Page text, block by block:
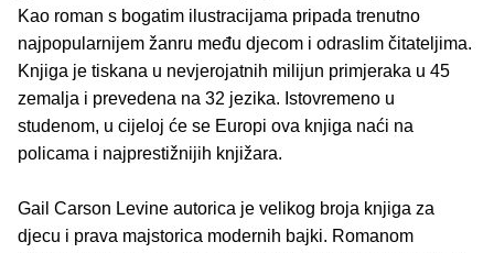
Kao roman s bogatim ilustracijama pripada trenutno
najpopularnijem žanru među djecom i odraslim čitateljima.
Knjiga je tiskana u nevjerojatnih milijun primjeraka u 45
zemalja i prevedena na 32 jezika. Istovremeno u
studenom, u cijeloj će se Europi ova knjiga naći na
policama i najprestižnijih knjižara.
Gail Carson Levine autorica je velikog broja knjiga za
djecu i prava majstorica modernih bajki. Romanom